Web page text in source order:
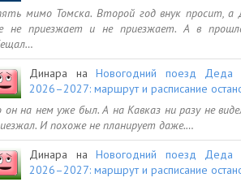
мимо Томска. Второй год внук просит, а
не приезжает и не приезжает. А в
Динара наНовогодний поезд Деда
2026–2027: маршрут и расписание
он на нем уже был. А на Кавказ ни разу не
И похоже не планирует даже.…
Динара наНовогодний поезд Деда
2026–2027: маршрут и расписание